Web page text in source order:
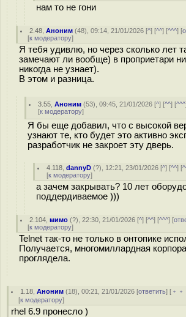
нам то не гони
2.48 ,Аноним (48), 09:14, 21/01/2026 [^] [^^] [^^^] [
[к модератору]
Я тебя удивлю, но через сколько лет
замечают ли вообще) в проприетари
никогда не узнает).
В этом и разница.
3.55 ,Аноним (53), 09:45, 21/01/2026 [^] [^^] [^^^
[к модератору]
Я бы еще добавил, что с высокой
узнают те, кто будет это активно
разработчик не закроет эту дверь.
4.118 ,dannyD (?), 12:21, 23/01/2026 [^] [^^] [
[к модератору]
а зачем закрывать? 10 лет
поддердиваемое )))
2.104 ,мимо (?), 22:30, 21/01/2026 [^] [^^] [^^^] [
[к модератору]
Telnet так-то не только в онтопике
Получается, многомиллардная
проглядела.
1.18 ,Аноним (18), 00:21, 21/01/2026 [ответить] [
[к модератору]
rhel 6.9 пронесло )